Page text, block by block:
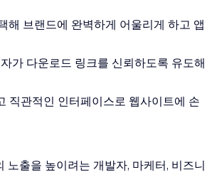
해 브랜드에 완벽하게 어울리게 하고 앱
가 다운로드 링크를 신뢰하도록 유도해
직관적인 인터페이스로 웹사이트에 손
출을 높이려는 개발자, 마케터, 비즈니